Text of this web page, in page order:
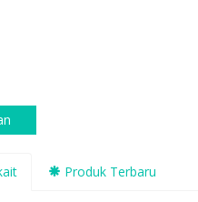
Produk Terbaru